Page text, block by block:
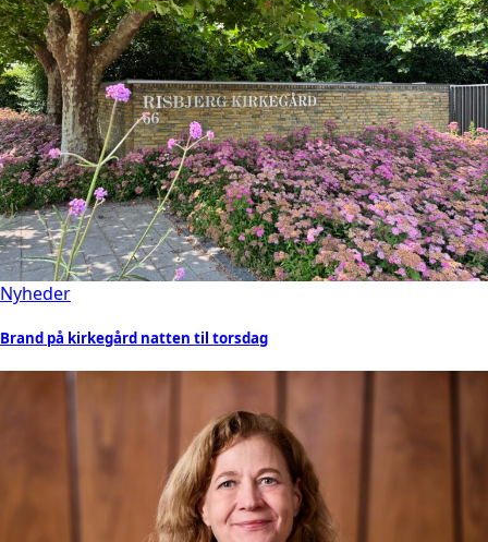
Nyheder
Brand på kirkegård natten til torsdag